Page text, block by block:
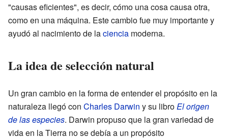
"causas eficientes", es decir, cómo una cosa causa otra,
como en una máquina. Este cambio fue muy importante y
ayudó al nacimiento de laciencia moderna.
La idea de selección natural
Un gran cambio en la forma de entender el propósito en la
naturaleza llegó con Charles Darwin y su libroEl origen
de las especies. Darwin propuso que la gran variedad de
vida en la Tierra no se debía a un propósito